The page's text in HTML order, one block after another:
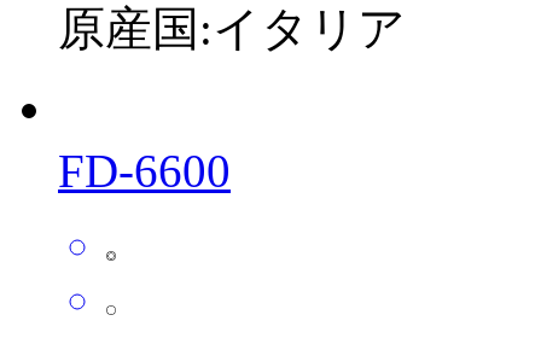
原産国:イタリア
FD-6600